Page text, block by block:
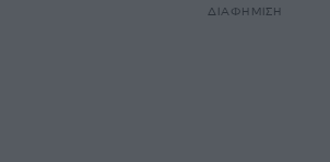
ΔΙΑΦΗΜΙΣΗ